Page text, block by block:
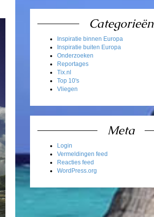
Categorieën
Inspiratie binnen Europa
Inspiratie buiten Europa
Onderzoeken
Reportages
Tix.nl
Top 10's
Vliegen
Meta
Login
Vermeldingen feed
Reacties feed
WordPress.org